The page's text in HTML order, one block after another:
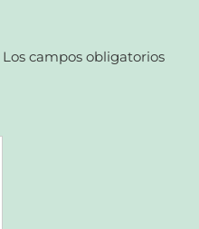
Los campos obligatorios